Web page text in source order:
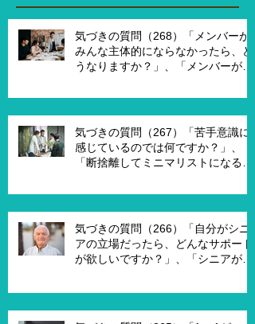
気づきの質問（268）「メンバーが
みんな主体的にならなかったら、ど
うなりますか？」、「メンバーが主
を実現したいですか？」、「XXさん
トを受ければ、主体的になります
か？」
気づきの質問（267）「苦手意識に
感じているのでは何ですか？」、
「断捨離してミニマリストになるの
うと違うのではないですか？」
気づきの質問（266）「自分がシニ
アの立場だったら、どんなサポート
が欲しいですか？」、「シニアが喜